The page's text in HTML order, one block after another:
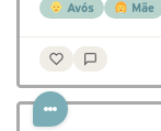
Avós Mãe